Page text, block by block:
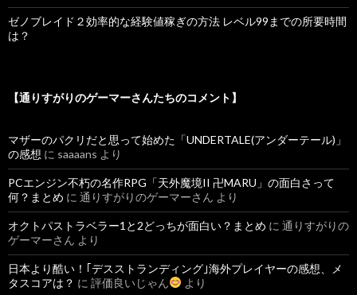
ゼノブレイド２効率的な経験値稼ぎの方法 レベル99までの所要時間
は？
【通りすがりのゲーマーさんたちのコメント】
マザーのパクリだと思って始めた「UNDERTALE(アンダーテール)」
の感想 に saaaans より
PCエンジン不朽の名作RPG「天外魔境II 卍MARU」の面白さって
何？まとめ に 通りすがりのゲーマーさん より
オクトパストラベラー1と2どっちが面白い？まとめ に 通りすがりの
ゲーマーさん より
日本より酷い！｢デスストランディング｣海外プレイヤーの感想、メ
タスコアは？ に 評価良いじゃん より